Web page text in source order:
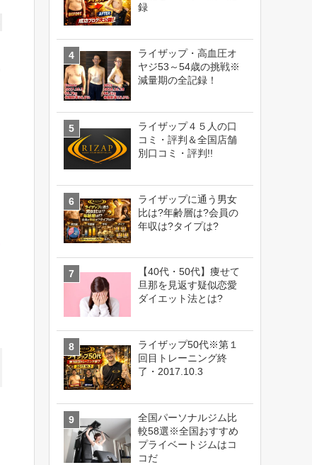
録
ライザップ・高血圧オ
ヤジ53～54歳の挑戦※
減量期の全記録！
ライザップ４５人の口
コミ・評判＆全国店舗
別口コミ・評判!!
ライザップに通う男女
比は?年齢層は?会員の
年収は?タイプは?
【40代・50代】痩せて
旦那を見返す疑似恋愛
ダイエット法とは?
ライザップ50代※第１
回目トレーニング終
了・2017.10.3
全国パーソナルジム比
較58選※全国おすすめ
プライベートジムはコ
コだ